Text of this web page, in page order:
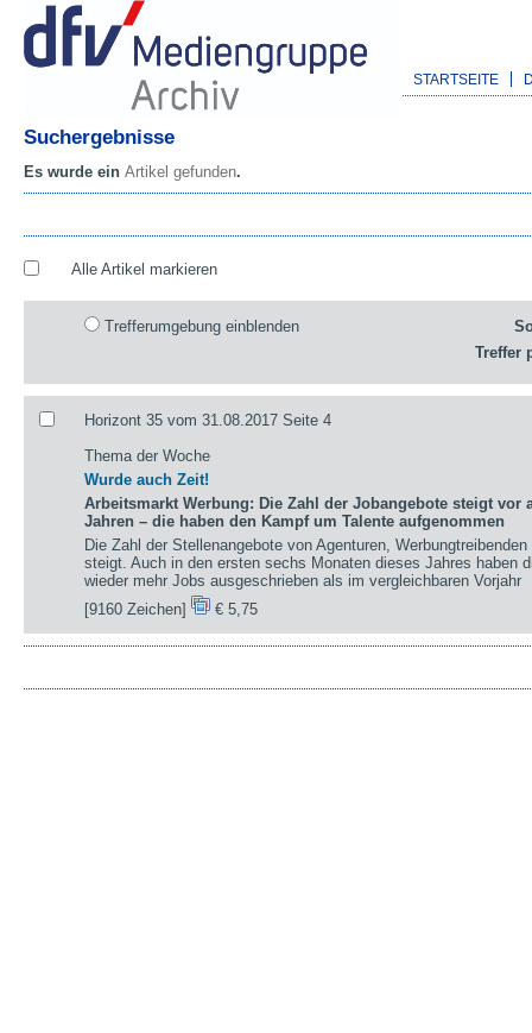
STARTSEITE
Suchergebnisse
Es wurde ein Artikel gefunden.
Alle Artikel markieren
Trefferumgebung einblenden
Treffer
Horizont 35 vom 31.08.2017 Seite 4
Thema der Woche
Wurde auch Zeit!
Arbeitsmarkt Werbung: Die Zahl der Jobangebote steigt vor
Jahren – die haben den Kampf um Talente aufgenommen
Die Zahl der Stellenangebote von Agenturen,
steigt. Auch in den ersten sechs Monaten dieses Jahres haben
wieder mehr Jobs ausgeschrieben als im vergleichbaren Vorjahr
[9160 Zeichen]
€ 5,75